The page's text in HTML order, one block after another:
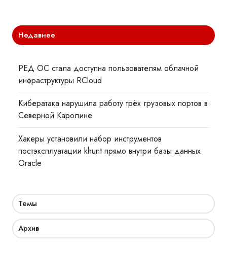
Недавнее
РЕД ОС стала доступна пользователям облачной
инфраструктуры RCloud
Кибератака нарушила работу трёх грузовых портов в
Северной Каролине
Хакеры установили набор инструментов
постэксплуатации khunt прямо внутри базы данных
Oracle
Темы
Архив